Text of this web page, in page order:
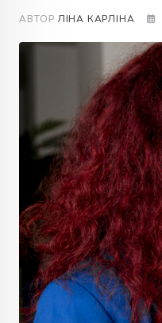
АВТОР ЛІНА КАРЛІНА